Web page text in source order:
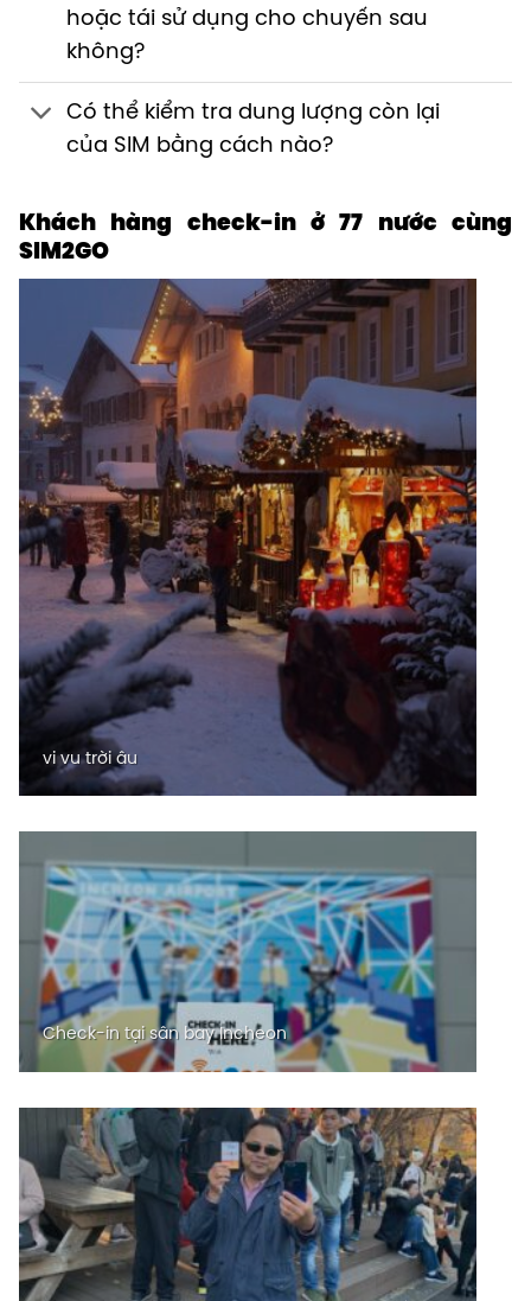
hoặc tái sử dụng cho chuyến sau
không?
Có thể kiểm tra dung lượng còn lại
của SIM bằng cách nào?
Khách hàng check-in ở 77 nước cùng
SIM2GO
vi vu trời âu
Check-in tại sân bay Incheon